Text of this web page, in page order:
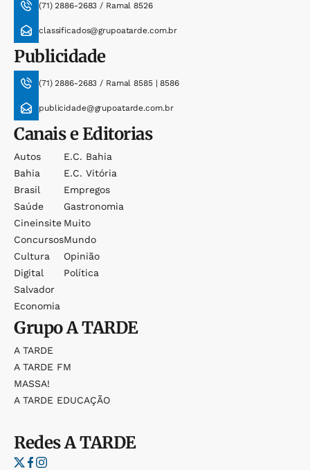
(71) 2886-2683 / Ramal 8526
classificados@grupoatarde.com.br
Publicidade
(71) 2886-2683 / Ramal 8585 | 8586
publicidade@grupoatarde.com.br
Canais e Editorias
Autos
Bahia
Brasil
Saúde
Cineinsite
Concursos
Cultura
Digital
Salvador
Economia
E.c. Bahia
E.c. Vitória
Empregos
Gastronomia
Muito
Mundo
Opinião
Política
GrupoA TARDE
A TARDE
A TARDE FM
MASSA!
A TARDE EDUCAÇÃO
RedesA TARDE